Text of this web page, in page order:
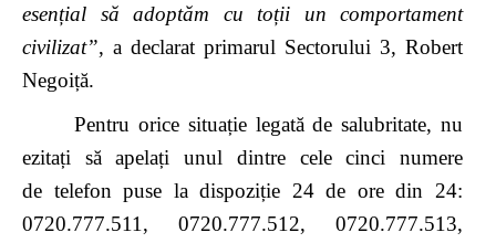
esențial să adoptăm cu toții un comportament
civilizat”, a declarat primarul Sectorului 3, Robert
Negoiță.
Pentru orice situație legată de salubritate, nu
ezitați să apelați unul dintre cele cinci numere
de telefon puse la dispoziție 24 de ore din 24:
0720.777.511, 0720.777.512, 0720.777.513,